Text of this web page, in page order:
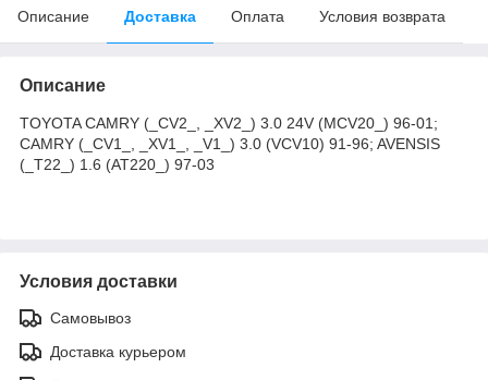
Описание Доставка Оплата Условия возврата
Описание
TOYOTA CAMRY (_CV2_, _XV2_) 3.0 24V (MCV20_) 96-01;
CAMRY (_CV1_, _XV1_, _V1_) 3.0 (VCV10) 91-96; AVENSIS
(_T22_) 1.6 (AT220_) 97-03
Условия доставки
Самовывоз
Доставка курьером